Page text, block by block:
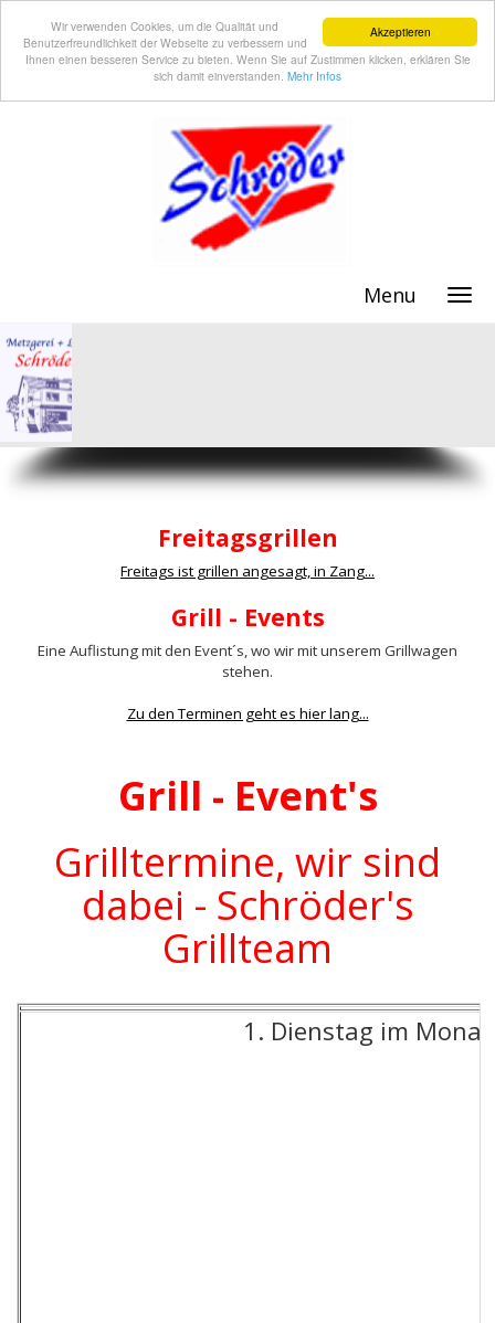
Akzeptieren
Wir verwenden Cookies, um die Qualität und
Benutzerfreundlichkeit der Webseite zu verbessern und
Ihnen einen besseren Service zu bieten. Wenn Sie auf Zustimmen klicken, erklären Sie
sich damit einverstanden. Mehr Infos
Menu
Freitagsgrillen
Freitags ist grillen angesagt, in Zang...
Grill - Events
Eine Auflistung mit den Event´s, wo wir mit unserem Grillwagen
stehen.
Zu den Terminen geht es hier lang...
Grill - Event's
Grilltermine, wir sind
dabei - Schröder's
Grillteam
1. Dienstag im Monat